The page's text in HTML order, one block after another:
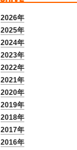
2026年
2025年
2024年
2023年
2022年
2021年
2020年
2019年
2018年
2017年
2016年